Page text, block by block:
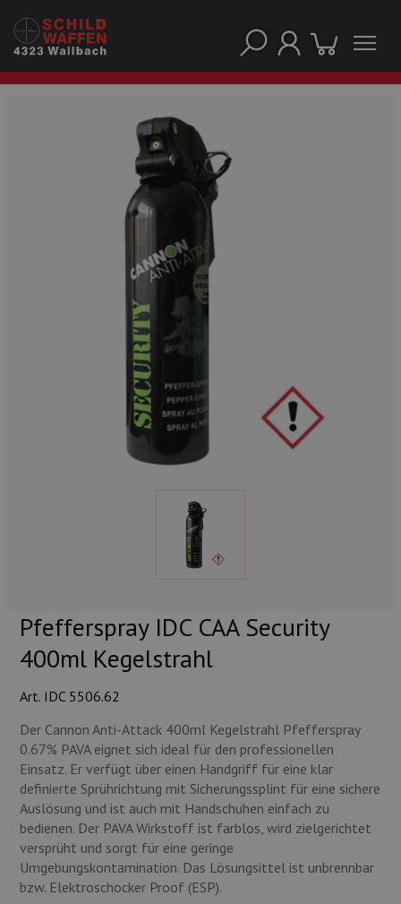
Pfefferspray IDC CAA Security
400ml Kegelstrahl
Art. IDC 5506.62
Der Cannon Anti-Attack 400ml Kegelstrahl Pfefferspray
0.67% PAVA eignet sich ideal für den professionellen
Einsatz. Er verfügt über einen Handgriff für eine klar
definierte Sprührichtung mit Sicherungssplint für eine sichere
Auslösung und ist auch mit Handschuhen einfach zu
bedienen. Der PAVA Wirkstoff ist farblos, wird zielgerichtet
versprüht und sorgt für eine geringe
Umgebungskontamination. Das Lösungsittel ist unbrennbar
bzw. Elektroschocker Proof (ESP).
UNSERE TOP-MARKEN
UNSERE TOP-KATEGORIEN